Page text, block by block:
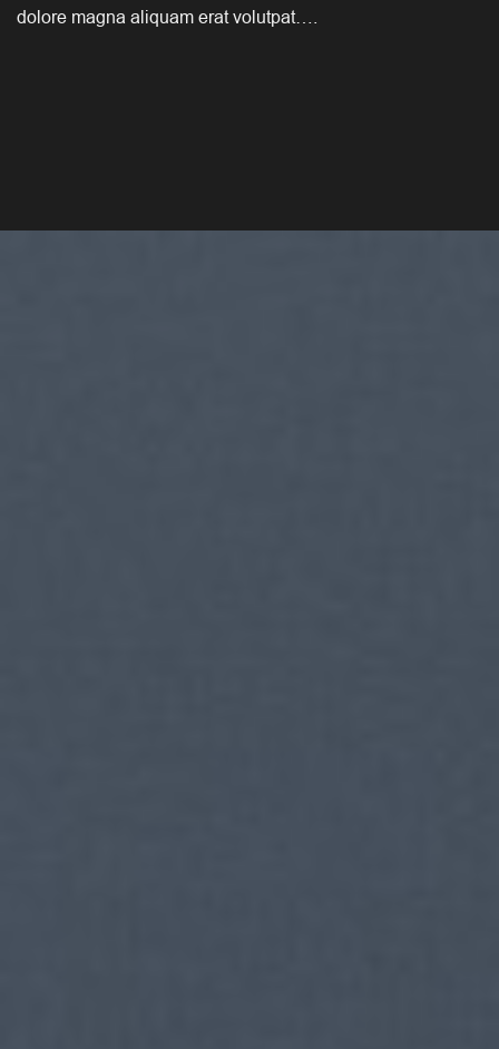
dolore magna aliquam erat volutpat….